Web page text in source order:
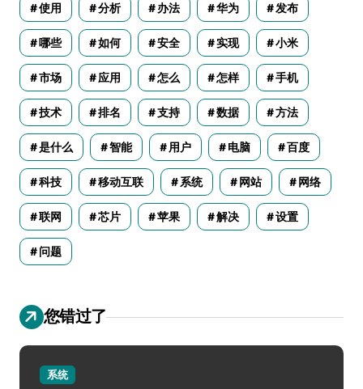
使用 分析 办法 华为 发布
哪些 如何 安全 实现 小米
市场 应用 怎么 怎样 手机
技术 排名 支持 数据 方法
是什么 智能 用户 电脑 百度
科技 移动互联 系统 网站 网络
联网 芯片 苹果 解决 设置
问题
您错过了
系统